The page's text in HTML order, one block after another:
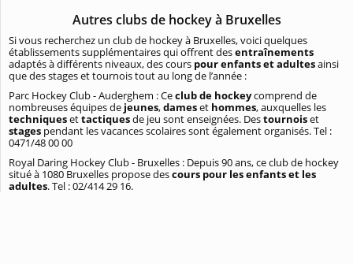
Autres clubs de hockey à Bruxelles
Si vous recherchez un club de hockey à Bruxelles, voici quelques
établissements supplémentaires qui offrent desentraînements
adaptés à différents niveaux, des cours pour enfants et adultesainsi
que des stages et tournois tout au long de l’année :
Parc Hockey Club - Auderghem : Ceclub de hockeycomprend de
nombreuses équipes de jeunes,dameset hommes, auxquelles les
techniquesettactiquesde jeu sont enseignées. Destournoiset
stages pendant les vacances scolaires sont également organisés. Tel :
0471/48 00 00
Royal Daring Hockey Club - Bruxelles : Depuis 90 ans, ce club de hockey
situé à 1080 Bruxelles propose descours pour les enfants et les
adultes. Tel : 02/414 29 16.